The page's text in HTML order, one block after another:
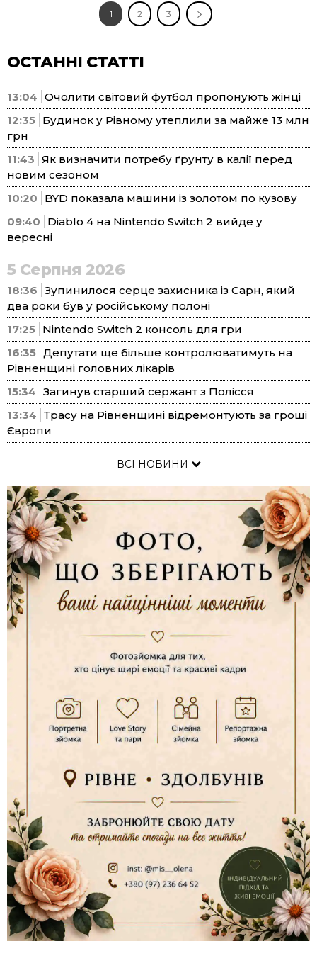
1 2 3
ОСТАННІ СТАТТІ
13:04 Очолити світовий футбол пропонують жінці
12:35 Будинок у Рівному утеплили за майже 13 млн
грн
11:43 Як визначити потребу ґрунту в калії перед
новим сезоном
10:20
BYD показала машини із золотом по кузову
09:40
Diablo 4 на Nintendo Switch 2 вийде у
вересні
5 Серпня 2026
18:36 Зупинилося серце захисника із Сарн, який
два роки був у російському полоні
17:25 Nintendo Switch 2 консоль для гри
16:35 Депутати ще більше контролюватимуть на
Рівненщині головних лікарів
15:34 Загинув старший сержант з Полісся
13:34 Трасу на Рівненщині відремонтують за гроші
Європи
ВСІ НОВИНИ